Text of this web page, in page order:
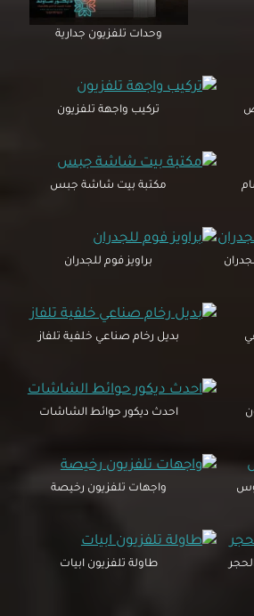
وحدات تلفزيون جدارية
تركيب واجهة تلفزيون
مكتبة بيت شاشة جبس
براويز فوم للجدران
بديل رخام صناعي خلفية تلفاز
احدث ديكور حوائط الشاشات
واجهات تلفزيون رخيصة
طاولة تلفزيون ابيات